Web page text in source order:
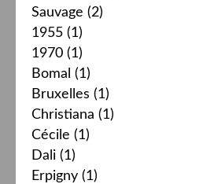
Sauvage (2)
1955 (1)
1970 (1)
Bomal (1)
Bruxelles (1)
Christiana (1)
Cécile (1)
Dali (1)
Erpigny (1)